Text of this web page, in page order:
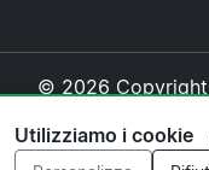
© 2026
cookie
Utilizziamo i cookie